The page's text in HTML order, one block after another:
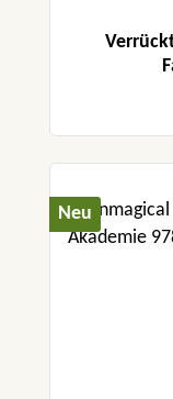
Neu